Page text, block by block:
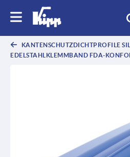
KANTENSCHUTZDICHTPROFILE
EDELSTAHLKLEMMBAND FDA-